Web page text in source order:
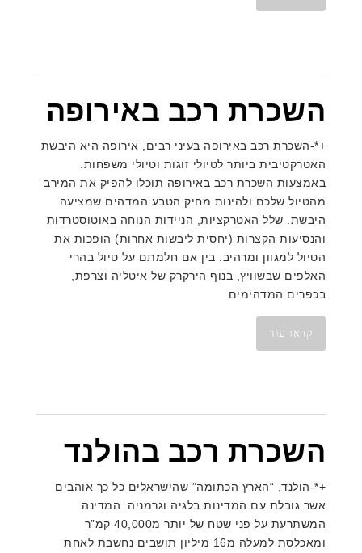
השכרת רכב באירופה
+*-השכרת רכב באירופה בעיני רבים, אירופה היא היבשת
האטרקטיבית ביותר לטיולי זוגות וטיולי משפחות.
באמצעות השכרת רכב באירופה תוכלו להפיק את המירב
מהטיול שלכם ולהינות מחיק הטבע המדהים שמציעה
היבשת. שלל האטרקציות, הניידות הנוחה באוטוסטרדות
והנסיעות הקצרות (יחסית ליבשות אחרות) הופכות את
הטיול למגוון ומרהיב. בין אם חלמתם על טיול בהרי
האלפים שבשוויץ, בנוף הירקרק של איטליה וצרפת,
בכפרים המדהימים
קראו עוד
השכרת רכב בהולנד
+*-הולנד, “הארץ הכתומה” שהישראלים כל כך אוהבים
אשר גובלת עם המדינות בלגיה וגרמניה. המדינה
המשתרעת על פני שטח של יותר מ40,000 קמ”ר
ומאכלסת למעלה מ16 מיליון תושבים נחשבת לאחת